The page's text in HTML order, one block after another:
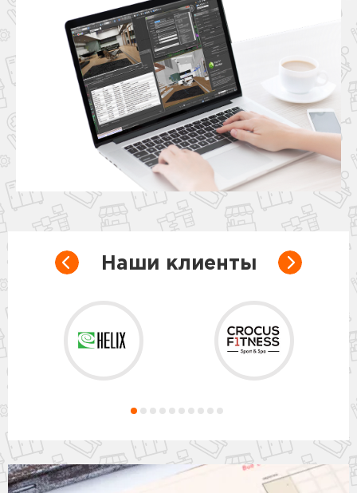
Наши клиенты